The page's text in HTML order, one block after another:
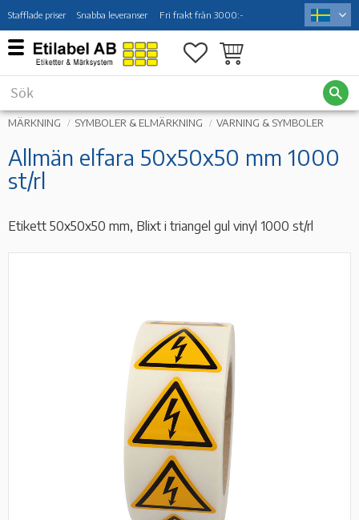
Meny
Stafflade priser Snabba leveranser Fri frakt från 3000:-
Favoriter
Kundvagn
MÄRKNING SYMBOLER & ELMÄRKNING VARNING & SYMBOLER
Allmän elfara 50x50x50 mm 1000
st/rl
Etikett 50x50x50 mm, Blixt i triangel gul vinyl 1000 st/rl